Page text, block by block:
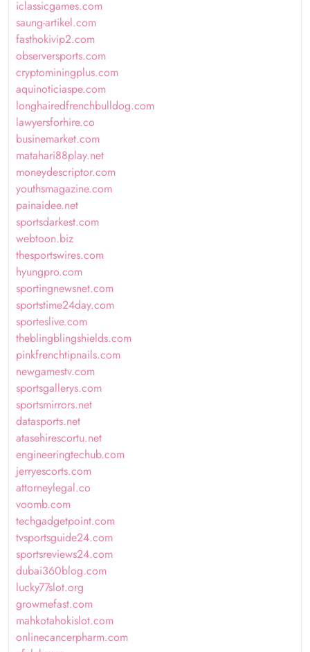
iclassicgames.com
saung-artikel.com
fasthokivip2.com
observersports.com
cryptominingplus.com
aquinoticiaspe.com
longhairedfrenchbulldog.com
lawyersforhire.co
businemarket.com
matahari88play.net
moneydescriptor.com
youthsmagazine.com
painaidee.net
sportsdarkest.com
webtoon.biz
thesportswires.com
hyungpro.com
sportingnewsnet.com
sportstime24day.com
sporteslive.com
theblingblingshields.com
pinkfrenchtipnails.com
newgamestv.com
sportsgallerys.com
sportsmirrors.net
datasports.net
atasehirescortu.net
engineeringtechub.com
jerryescorts.com
attorneylegal.co
voomb.com
techgadgetpoint.com
tvsportsguide24.com
sportsreviews24.com
dubai360blog.com
lucky77slot.org
growmefast.com
mahkotahokislot.com
onlinecancerpharm.com